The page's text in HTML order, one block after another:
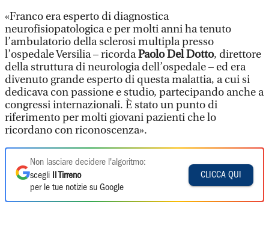
«Franco era esperto di diagnostica
neurofisiopatologica e per molti anni ha tenuto
l’ambulatorio della sclerosi multipla presso
l’ospedale Versilia – ricordaPaolo Del Dotto, direttore
della struttura di neurologia dell’ospedale – ed era
divenuto grande esperto di questa malattia, a cui si
dedicava con passione e studio, partecipando anche a
congressi internazionali. È stato un punto di
riferimento per molti giovani pazienti che lo
ricordano con riconoscenza».
Non lasciare decidere l'algoritmo:
scegli
Il Tirreno
per le tue notizie su Google
CLICCA QUI